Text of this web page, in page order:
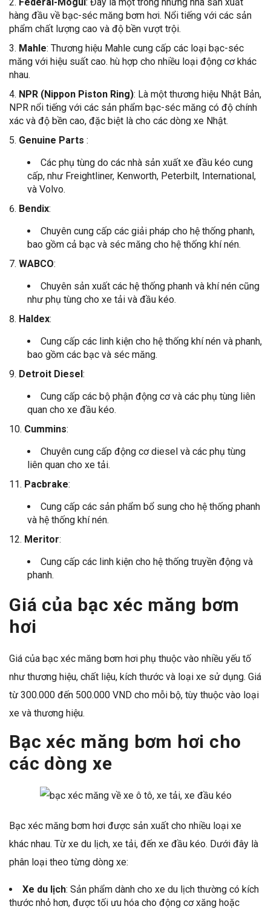
hàng đầu về bạc-séc măng bơm hơi. Nổi tiếng với các sản
phẩm chất lượng cao và độ bền vượt trội.
Mahle: Thương hiệu Mahle cung cấp các loại bạc-séc
măng với hiệu suất cao. hù hợp cho nhiều loại động cơ khác
nhau.
NPR (Nippon Piston Ring): Là một thương hiệu Nhật Bản,
NPR nổi tiếng với các sản phẩm bạc-séc măng có độ chính
xác và độ bền cao, đặc biệt là cho các dòng xe Nhật.
Genuine Parts :
Các phụ tùng do các nhà sản xuất xe đầu kéo cung
cấp, như Freightliner, Kenworth, Peterbilt, International,
và Volvo.
Bendix:
Chuyên cung cấp các giải pháp cho hệ thống phanh,
bao gồm cả bạc và séc măng cho hệ thống khí nén.
WABCO:
Chuyên sản xuất các hệ thống phanh và khí nén cũng
như phụ tùng cho xe tải và đầu kéo.
Haldex:
Cung cấp các linh kiện cho hệ thống khí nén và phanh,
bao gồm các bạc và séc măng.
Detroit Diesel:
Cung cấp các bộ phận động cơ và các phụ tùng liên
quan cho xe đầu kéo.
Cummins:
Chuyên cung cấp động cơ diesel và các phụ tùng
liên quan cho xe tải.
Pacbrake:
Cung cấp các sản phẩm bổ sung cho hệ thống phanh
và hệ thống khí nén.
Meritor:
Cung cấp các linh kiện cho hệ thống truyền động và
phanh.
Giá của bạc xéc măng bơm
hơi
Giá của bạc xéc măng bơm hơi phụ thuộc vào nhiều yếu tố
như thương hiệu, chất liệu, kích thước và loại xe sử dụng. Giá
từ 300.000 đến 500.000 VND cho mỗi bộ, tùy thuộc vào loại
xe và thương hiệu.
Bạc xéc măng bơm hơi cho
các dòng xe
Bạc xéc măng bơm hơi được sản xuất cho nhiều loại xe
khác nhau. Từ xe du lịch, xe tải, đến xe đầu kéo. Dưới đây là
phân loại theo từng dòng xe:
Xe du lịch: Sản phẩm dành cho xe du lịch thường có kích
thước nhỏ hơn, được tối ưu hóa cho động cơ xăng hoặc